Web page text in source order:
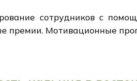
сотрудников с
премии. Мотивационные